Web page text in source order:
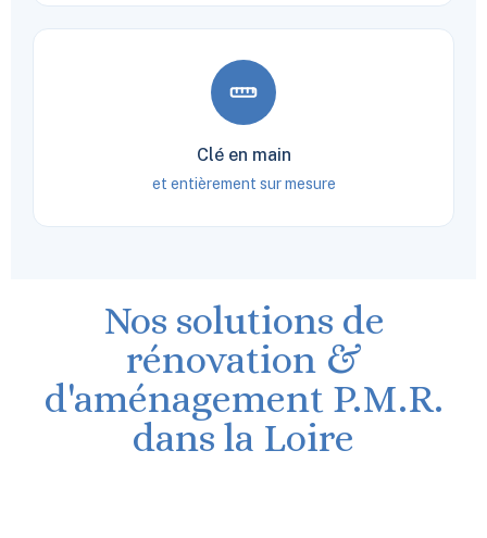
Clé en main
et entièrement sur mesure
Nos solutions de
rénovation &
d'aménagement P.M.R.
dans la Loire